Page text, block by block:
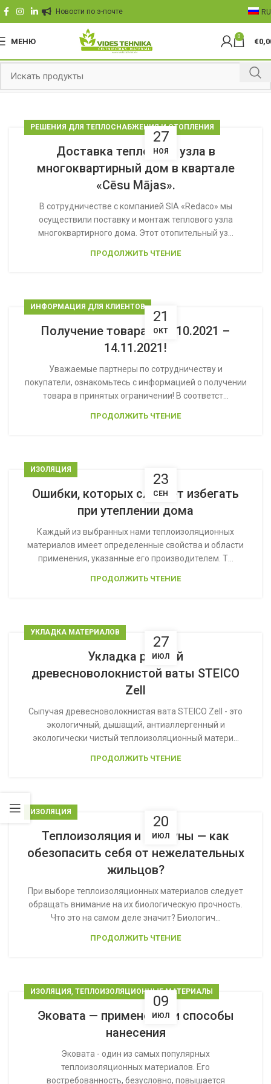
Hовости по э-почте RU
МЕНЮ
0
€
27
НОЯ
РЕШЕНИЯ ДЛЯ ТЕПЛОСНАБЖЕНИЯ И ОТОПЛЕНИЯ
Доставка теплового узла в
многоквартирный дом в квартале
«Cēsu Mājas».
В сотрудничестве с компанией SIA ​​«Redaco» мы
осуществили поставку и монтаж теплового узла
многоквартирного дома. Этот отопительный уз...
ПРОДОЛЖИТЬ ЧТЕНИЕ
21
ОКТ
ИНФОРМАЦИЯ ДЛЯ КЛИЕНТОВ
Получение товара с 21.10.2021 –
14.11.2021!
Уважаемые партнеры по сотрудничеству и
покупатели, ознакомьтесь с информацией о получении
товара в принятых ограничении! В соответст...
ПРОДОЛЖИТЬ ЧТЕНИЕ
23
СЕН
ИЗОЛЯЦИЯ
Ошибки, которых следует избегать
при утеплении домa
Каждый из выбранных нами теплоизоляционных
материалов имеет определенные свойства и области
применения, указанные его производителем. Т...
ПРОДОЛЖИТЬ ЧТЕНИЕ
27
ИЮЛ
УКЛАДКА МАТЕРИАЛОВ
Укладка рыхлой
древесноволокнистой ваты STEICO
Zell
Сыпучая древесноволокнистая вата STEICO Zell - это
экологичный, дышащий, антиаллергенный и
экологически чистый теплоизоляционный матери...
ПРОДОЛЖИТЬ ЧТЕНИЕ
20
ИЮЛ
ИЗОЛЯЦИЯ
Теплоизоляция и грызуны — как
обезопасить себя от нежелательных
жильцов?
При выборе теплоизоляционных материалов следует
обращать внимание на их биологическую прочность.
Что это на самом деле значит? Биологич...
ПРОДОЛЖИТЬ ЧТЕНИЕ
09
ИЮЛ
ИЗОЛЯЦИЯ, ТЕПЛОИЗОЛЯЦИОННЫЕ МАТЕРИАЛЫ
Эковата — применение и способы
нанесения
Эковатa - один из самых популярных
теплоизоляционных материалов. Его
востребованность, безусловно, повышается